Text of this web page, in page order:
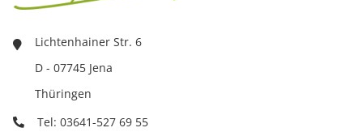
Lichtenhainer Str. 6
D - 07745 Jena
Thüringen
Tel: 03641-527 69 55